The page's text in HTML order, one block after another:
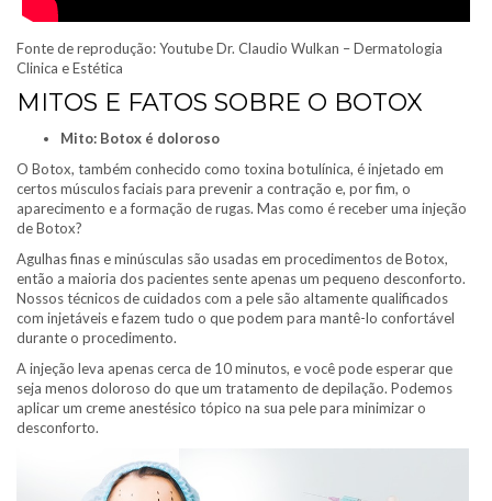
Fonte de reprodução: Youtube Dr. Claudio Wulkan – Dermatologia
Clinica e Estética
MITOS E FATOS SOBRE O BOTOX
Mito: Botox é doloroso
O Botox, também conhecido como toxina botulínica, é injetado em
certos músculos faciais para prevenir a contração e, por fim, o
aparecimento e a formação de rugas. Mas como é receber uma injeção
de Botox?
Agulhas finas e minúsculas são usadas em procedimentos de Botox,
então a maioria dos pacientes sente apenas um pequeno desconforto.
Nossos técnicos de cuidados com a pele são altamente qualificados
com injetáveis ​​e fazem tudo o que podem para mantê-lo confortável
durante o procedimento.
A injeção leva apenas cerca de 10 minutos, e você pode esperar que
seja menos doloroso do que um tratamento de depilação. Podemos
aplicar um creme anestésico tópico na sua pele para minimizar o
desconforto.